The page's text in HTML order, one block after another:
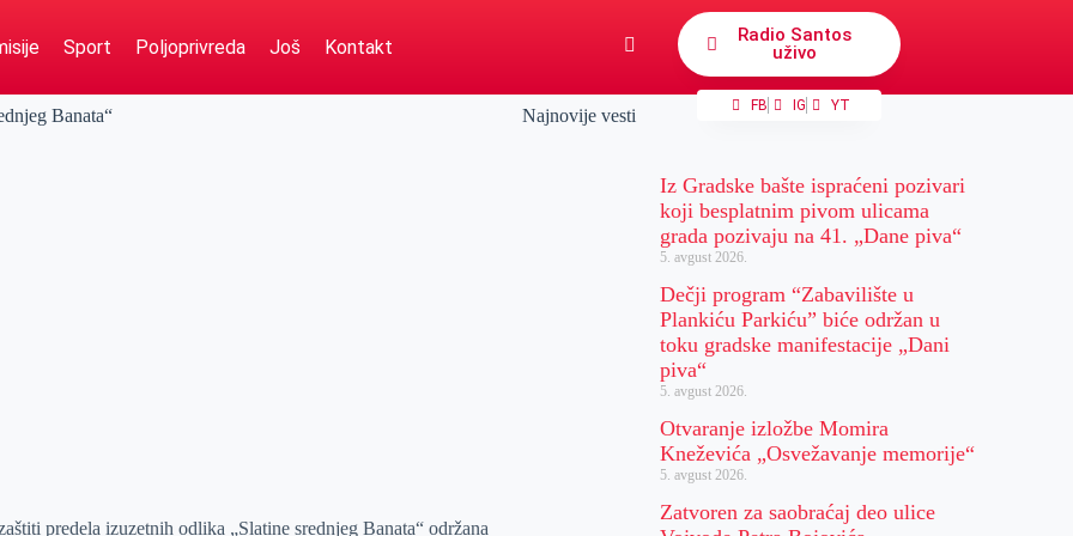
Sport Poljoprivreda Još Kontakt
Radio Santos
uživo
FB IG YT
Banata“
predela izuzetnih odlika „Slatine srednjeg Banata“ održana
Najnovije vesti
Iz Gradske bašte ispraćeni pozivari
koji besplatnim pivom ulicama
grada pozivaju na 41. „Dane piva“
5. avgust 2026.
Dečji program “Zabavilište u
Plankiću Parkiću” biće održan u
toku gradske manifestacije „Dani
piva“
5. avgust 2026.
Otvaranje izložbe Momira
Kneževića „Osvežavanje memorije“
5. avgust 2026.
Zatvoren za saobraćaj deo ulice